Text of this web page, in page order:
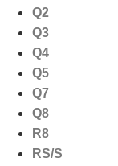
Q2
Q3
Q4
Q5
Q7
Q8
R8
RS/S